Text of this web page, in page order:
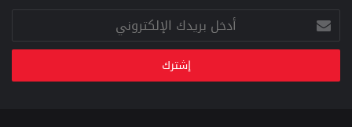
أدخل
بريدك
الإلكتروني